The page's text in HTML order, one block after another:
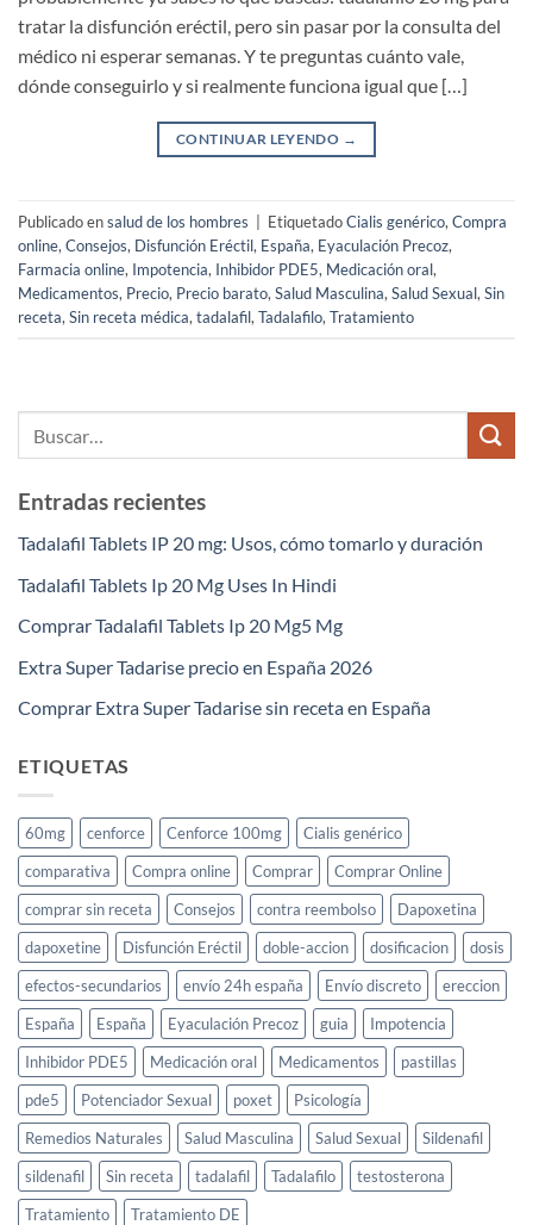
tratar la disfunción eréctil, pero sin pasar por la consulta del
médico ni esperar semanas. Y te preguntas cuánto vale,
dónde conseguirlo y si realmente funciona igual que […]
CONTINUAR LEYENDO →
Publicado ensalud de los hombres EtiquetadoCialis genérico, Compra
online, Consejos, Disfunción Eréctil, España, Eyaculación Precoz,
Farmacia online, Impotencia, Inhibidor PDE5, Medicación oral,
Medicamentos, Precio, Precio barato, Salud Masculina, Salud Sexual, Sin
receta, Sin receta médica, tadalafil, Tadalafilo, Tratamiento
Entradas recientes
Tadalafil Tablets IP 20 mg: Usos, cómo tomarlo y duración
Tadalafil Tablets Ip 20 Mg Uses In Hindi
Comprar Tadalafil Tablets Ip 20 Mg5 Mg
Extra Super Tadarise precio en España 2026
Comprar Extra Super Tadarise sin receta en España
ETIQUETAS
60mg cenforce Cenforce 100mg
Cialis genérico
comparativa
Compra online Comprar
Comprar Online
comprar sin receta
Consejos contra reembolso
Dapoxetina
dapoxetine
Disfunción Eréctil doble-accion dosificacion
dosis
efectos-secundarios
envío 24h españa Envío discreto
ereccion
España
España Eyaculación Precoz guia
Impotencia
Inhibidor PDE5
Medicación oral Medicamentos
pastillas
pde5
Potenciador Sexual poxet
Psicología
Remedios Naturales
Salud Masculina Salud Sexual
Sildenafil
sildenafil
Sin receta tadalafil Tadalafilo
testosterona
Tratamiento
Tratamiento DE